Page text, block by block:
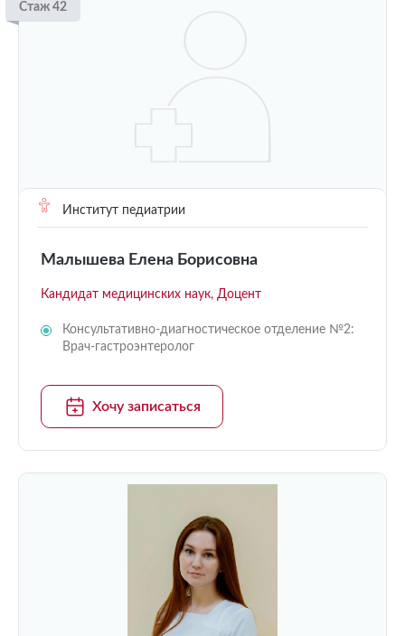
Стаж 42
Институт педиатрии
Малышева Елена Борисовна
Кандидат медицинских наук, Доцент
Консультативно-диагностическое отделение №2:
Врач-гастроэнтеролог
Хочу записаться